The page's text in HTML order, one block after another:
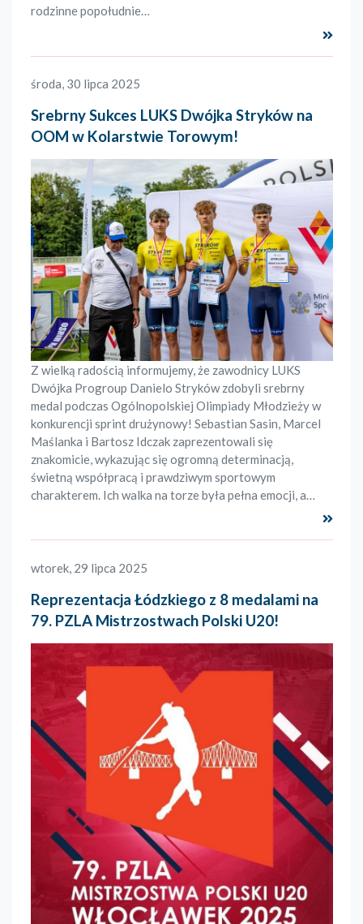
rodzinne popołudnie…
środa, 30 lipca 2025
Srebrny Sukces LUKS Dwójka Stryków na
OOM w Kolarstwie Torowym!
Z wielką radością informujemy, że zawodnicy LUKS
Dwójka Progroup Danielo Stryków zdobyli srebrny
medal podczas Ogólnopolskiej Olimpiady Młodzieży w
konkurencji sprint drużynowy! Sebastian Sasin, Marcel
Maślanka i Bartosz Idczak zaprezentowali się
znakomicie, wykazując się ogromną determinacją,
świetną współpracą i prawdziwym sportowym
charakterem. Ich walka na torze była pełna emocji, a…
wtorek, 29 lipca 2025
Reprezentacja Łódzkiego z 8 medalami na
79. PZLA Mistrzostwach Polski U20!